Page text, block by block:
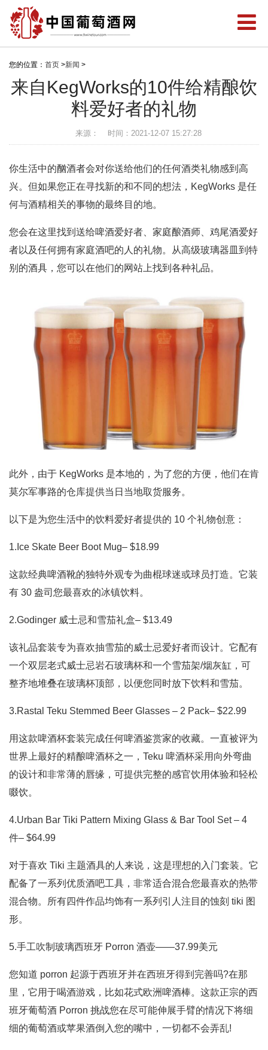
您的位置： 首页 >新闻 >
来自KegWorks的10件给精酿饮
料爱好者的礼物
来源： 时间：2021-12-07 15:27:28
你生活中的酗酒者会对你送给他们的任何酒类礼物感到高
兴。但如果您正在寻找新的和不同的想法，KegWorks 是任
何与酒精相关的事物的最终目的地。
您会在这里找到送给啤酒爱好者、家庭酿酒师、鸡尾酒爱好
者以及任何拥有家庭酒吧的人的礼物。从高级玻璃器皿到特
别的酒具，您可以在他们的网站上找到各种礼品。
此外，由于 KegWorks 是本地的，为了您的方便，他们在肯
莫尔军事路的仓库提供当日当地取货服务。
以下是为您生活中的饮料爱好者提供的 10 个礼物创意：
1.Ice Skate Beer Boot Mug– $18.99
这款经典啤酒靴的独特外观专为曲棍球迷或球员打造。它装
有 30 盎司您最喜欢的冰镇饮料。
2.Godinger 威士忌和雪茄礼盒– $13.49
该礼品套装专为喜欢抽雪茄的威士忌爱好者而设计。它配有
一个双层老式威士忌岩石玻璃杯和一个雪茄架/烟灰缸，可
整齐地堆叠在玻璃杯顶部，以便您同时放下饮料和雪茄。
3.Rastal Teku Stemmed Beer Glasses – 2 Pack– $22.99
用这款啤酒杯套装完成任何啤酒鉴赏家的收藏。一直被评为
世界上最好的精酿啤酒杯之一，Teku 啤酒杯采用向外弯曲
的设计和非常薄的唇缘，可提供完整的感官饮用体验和轻松
啜饮。
4.Urban Bar Tiki Pattern Mixing Glass & Bar Tool Set – 4
件– $64.99
对于喜欢 Tiki 主题酒具的人来说，这是理想的入门套装。它
配备了一系列优质酒吧工具，非常适合混合您最喜欢的热带
混合物。所有四件作品均饰有一系列引人注目的蚀刻 tiki 图
形。
5.手工吹制玻璃西班牙 Porron 酒壶——37.99美元
您知道 porron 起源于西班牙并在西班牙得到完善吗?在那
里，它用于喝酒游戏，比如花式欧洲啤酒棒。这款正宗的西
班牙葡萄酒 Porron 挑战您在尽可能伸展手臂的情况下将细
细的葡萄酒或苹果酒倒入您的嘴中，一切都不会弄乱!